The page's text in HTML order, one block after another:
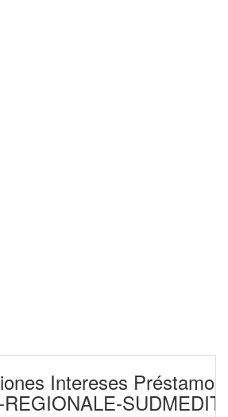
Intereses